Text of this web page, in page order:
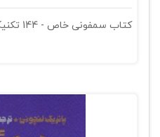
کتاب سمفونی خاص - 144 تکنیک کاربردی برای تمایز شرکتها